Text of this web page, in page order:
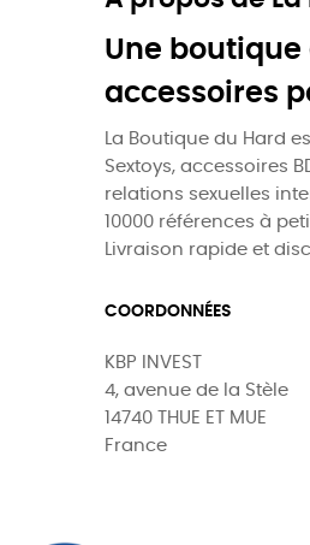
Une boutique
accessoires
La Boutique du Hard
Sextoys, accessoires
relations sexuelles
10000 références à
Livraison rapide et
COORDONNÉES
KBP INVEST
4, avenue de la Stèle
14740 THUE ET MUE
France